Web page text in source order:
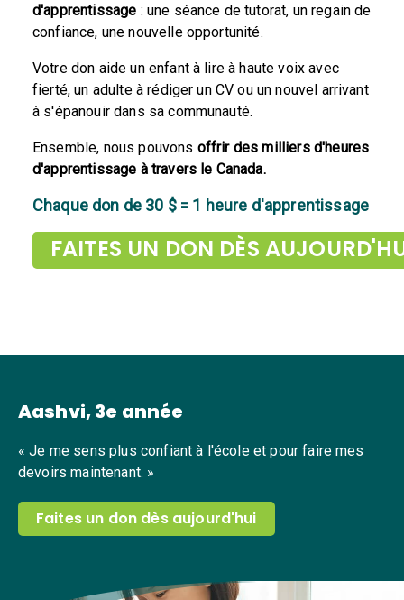
d'apprentissage : une séance de tutorat, un regain de
confiance, une nouvelle opportunité.
Votre don aide un enfant à lire à haute voix avec
fierté, un adulte à rédiger un CV ou un nouvel arrivant
à s'épanouir dans sa communauté.
Ensemble, nous pouvons offrir des milliers d'heures
d'apprentissage à travers le Canada.
Chaque don de 30 $ = 1 heure d'apprentissage
FAITES UN DON DÈS
Aashvi, 3e année
« Je me sens plus confiant à l'école et pour faire mes
devoirs maintenant. »
Faites un don dès aujourd'hui